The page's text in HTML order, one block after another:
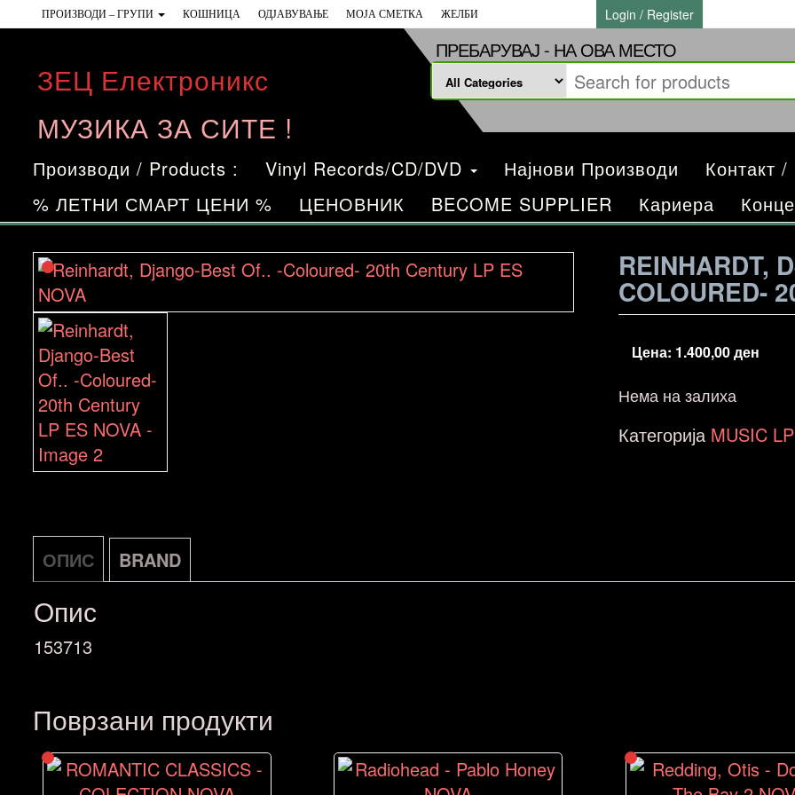
to
content
ПРОИЗВОДИ – ГРУПИ КОШНИЦА ОДЈАВУВАЊЕ МОЈА СМЕТКА ЖЕЛБИ Login / Register
ЗЕЦ Електроникс
МУЗИКА ЗА СИТЕ !
ПРЕБАРУВАЈ - НА ОВА МЕСТО
Производи / Products : Vinyl Records/CD/DVD Најнови Производи
Контакт
% ЛЕТНИ СМАРТ ЦЕНИ %
ЦЕНОВНИК BECOME SUPPLIER Кариера
REINHARDT,
COLOURED-
Цена: 1.400,00ден
Нема на залиха
Категорија MUSIC
ОПИС BRAND
Опис
153713
Поврзани продукти